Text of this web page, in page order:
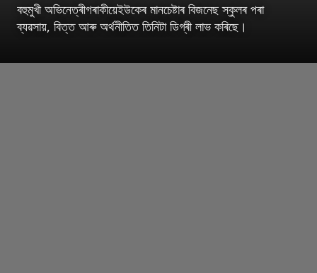
বহুমুখী অভিনেত্ৰীগৰাকীয়েইউকেৰ মানচেষ্টাৰ বিজনেছ স্কুলৰ পৰা
ব্যৱসায়, বিত্ত আৰু অৰ্থনীতিত তিনিটা ডিগ্ৰী লাভ কৰিছে।